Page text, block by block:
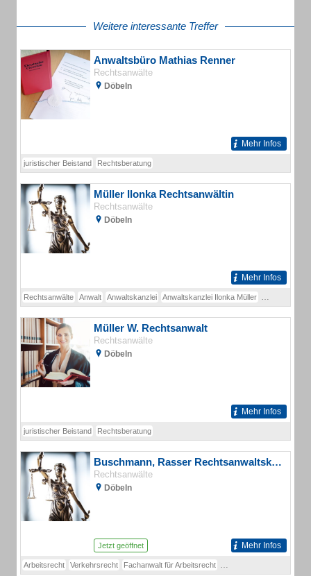
Weitere interessante Treffer
Anwaltsbüro Mathias Renner
Rechtsanwälte
Döbeln
Mehr Infos
juristischer Beistand Rechtsberatung
Müller Ilonka Rechtsanwältin
Rechtsanwälte
Döbeln
Mehr Infos
Rechtsanwälte Anwalt Anwaltskanzlei Anwaltskanzlei Ilonka Müller
Müller W. Rechtsanwalt
Rechtsanwälte
Döbeln
Mehr Infos
juristischer Beistand Rechtsberatung
Buschmann, Rasser Rechtsanwaltskanzlei
Rechtsanwälte
Döbeln
Jetzt geöffnet Mehr Infos
Arbeitsrecht Verkehrsrecht Fachanwalt für Arbeitsrecht